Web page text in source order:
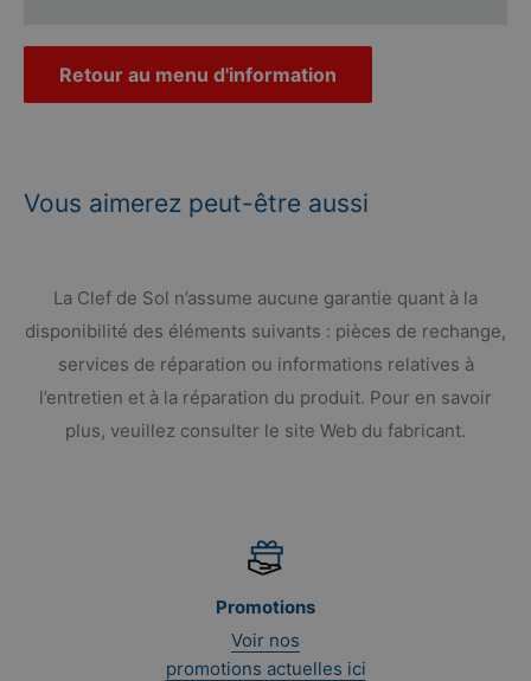
Retour au menu d'information
Vous aimerez peut-être aussi
La Clef de Sol n’assume aucune garantie quant à la
disponibilité des éléments suivants : pièces de rechange,
services de réparation ou informations relatives à
l’entretien et à la réparation du produit. Pour en savoir
plus, veuillez consulter le site Web du fabricant.
Promotions
Voir nos
promotions actuelles ici